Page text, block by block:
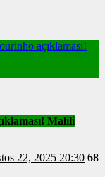
açıklaması!
Malili
Ağustos 22, 2025 20:30 68